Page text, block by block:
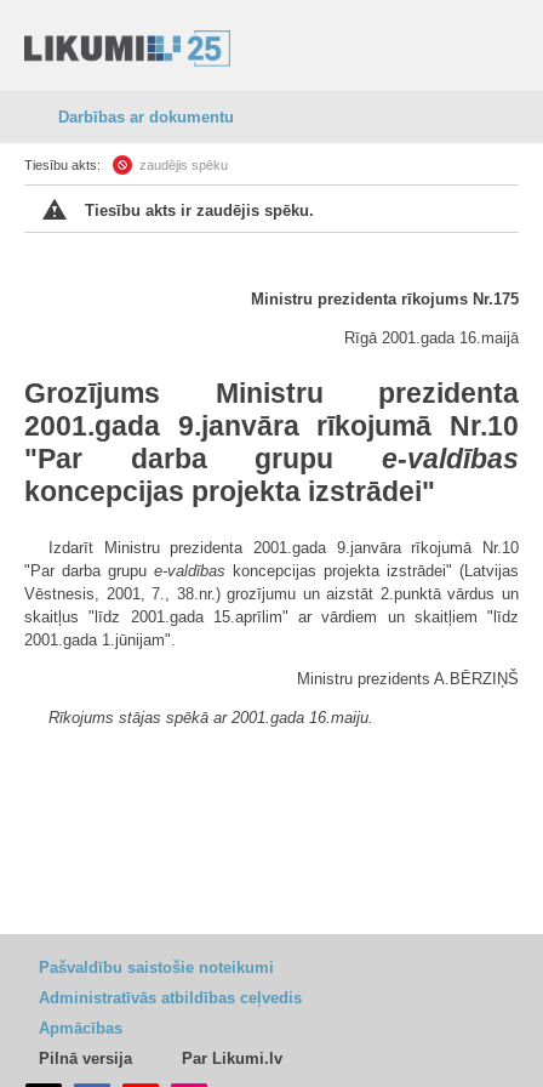
Darbības ar dokumentu
Tiesību akts: zaudējis spēku
Tiesību akts ir zaudējis spēku.
Ministru prezidenta rīkojums Nr.175
Rīgā 2001.gada 16.maijā
Grozījums Ministru prezidenta
2001.gada 9.janvāra rīkojumā Nr.10
"Par darba grupu e-valdības
koncepcijas projekta izstrādei"
Izdarīt Ministru prezidenta 2001.gada 9.janvāra rīkojumā Nr.10
"Par darba grupu e-valdības koncepcijas projekta izstrādei" (Latvijas
Vēstnesis, 2001, 7., 38.nr.) grozījumu un aizstāt 2.punktā vārdus un
skaitļus "līdz 2001.gada 15.aprīlim" ar vārdiem un skaitļiem "līdz
2001.gada 1.jūnijam".
Ministru prezidents A.BĒRZIŅŠ
Rīkojums stājas spēkā ar 2001.gada 16.maiju.
Pašvaldību saistošie noteikumi
Administratīvās atbildības ceļvedis
Apmācības
Pilnā versija
Par Likumi.lv